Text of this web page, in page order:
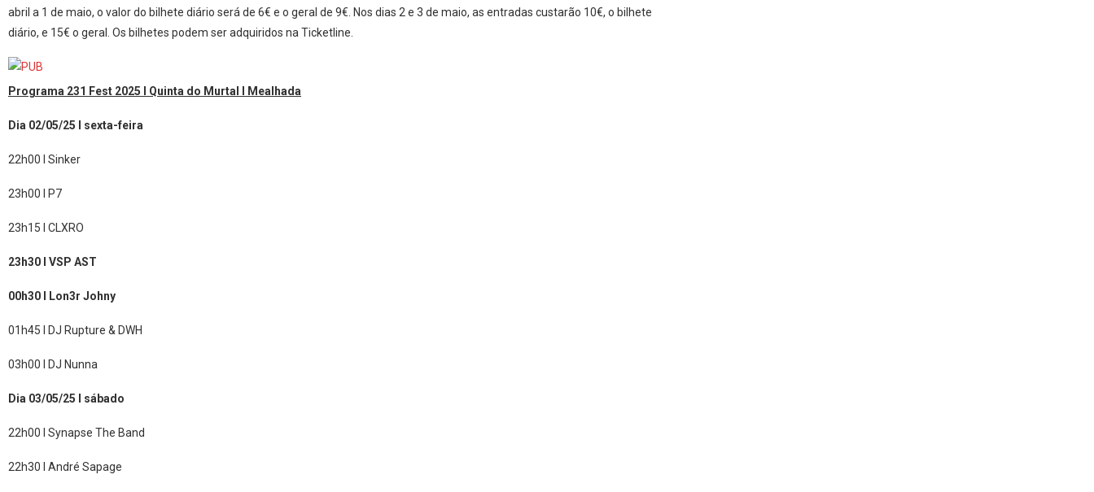
abril a 1 de maio, o valor do bilhete diário será de 6€ e o geral de 9€. Nos dias 2 e 3 de maio, as entradas custarão 10€, o bilhete
diário, e 15€ o geral. Os bilhetes podem ser adquiridos na Ticketline.
Programa 231 Fest 2025 l Quinta do Murtal l Mealhada
Dia 02/05/25 l sexta-feira
22h00 l Sinker
23h00 l P7
23h15 l CLXRO
23h30 l VSP AST
00h30 l Lon3r Johny
01h45 l DJ Rupture & DWH
03h00 l DJ Nunna
Dia 03/05/25 l sábado
22h00 l Synapse The Band
22h30 l André Sapage